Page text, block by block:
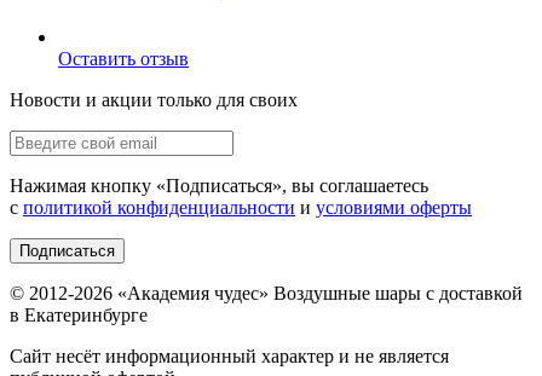
Оставить отзыв
Новости и акции только для своих
Нажимая кнопку «Подписаться», вы соглашаетесь
с политикой конфиденциальности и условиями оферты
Подписаться
© 2012-2026 «Академия чудес» Воздушные шары с доставкой
в Екатеринбурге
Сайт несёт информационный характер и не является